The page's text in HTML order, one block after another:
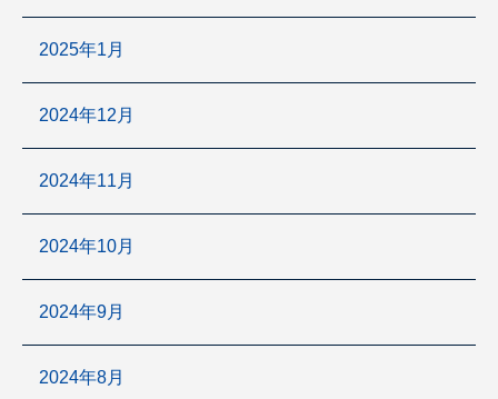
2025年1月
2024年12月
2024年11月
2024年10月
2024年9月
2024年8月